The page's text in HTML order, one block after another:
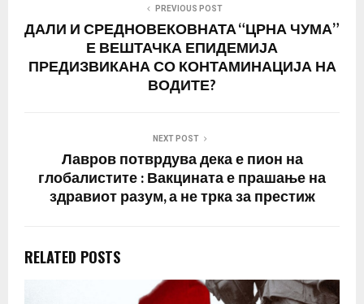
PREVIOUS POST
ДАЛИ И СРЕДНОВЕКОВНАТА “ЦРНА ЧУМА”
Е ВЕШТАЧКА ЕПИДЕМИЈА
ПРЕДИЗВИКАНА СО КОНТАМИНАЦИЈА НА
ВОДИТЕ?
NEXT POST
Лавров потврдува дека е пион на
глобалистите : Вакцината е прашање на
здравиот разум, а не трка за престиж
RELATED POSTS